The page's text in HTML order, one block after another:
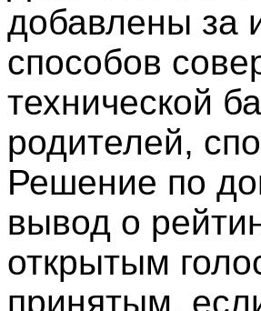
добавлены за
способов
технической
родителей,
Решение по
вывод о
открытым
принятым,